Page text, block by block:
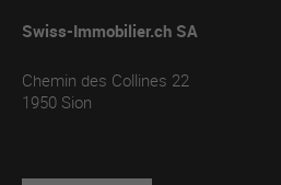
Swiss-Immobilier.ch SA
Chemin des Collines 22
1950 Sion